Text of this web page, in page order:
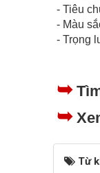
- Tiêu
- Màu
- Trọng
➥
➥
Từ